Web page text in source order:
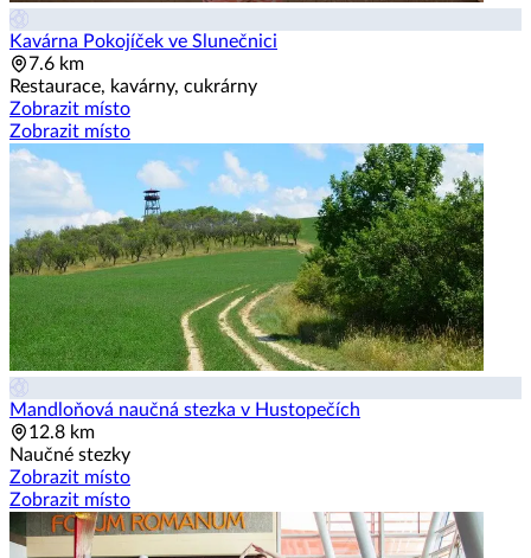
Kavárna Pokojíček ve Slunečnici
7.6 km
Restaurace, kavárny, cukrárny
Zobrazit místo
Zobrazit místo
Mandloňová naučná stezka v Hustopečích
12.8 km
Naučné stezky
Zobrazit místo
Zobrazit místo